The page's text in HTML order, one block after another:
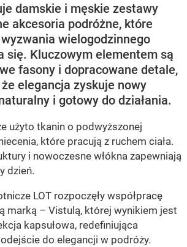
damskie i męskie zestawy
akcesoria podróżne, które
wielogodzinnego
się. Kluczowym elementem są
fasony i dopracowane detale,
elegancja zyskuje nowy
i gotowy do działania.
użyto tkanin o podwyższonej
które pracują z ruchem ciała.
i nowoczesne włókna zapewniają
dzień.
LOT rozpoczęły współpracę
marką – Vistulą, której wynikiem jest
kapsułowa, redefiniująca
do elegancji w podróży.